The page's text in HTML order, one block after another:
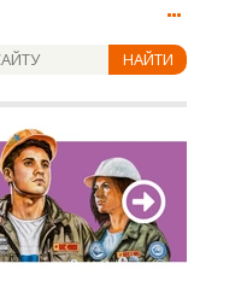
НАЙТИ